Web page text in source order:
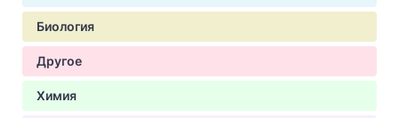
Биология
Другое
Химия